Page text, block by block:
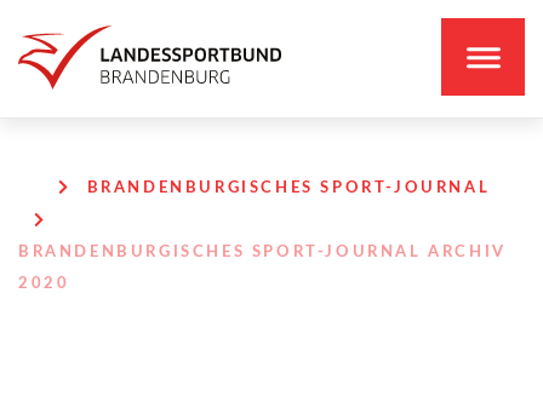
BRANDENBURGISCHES SPORT-JOURNAL
BRANDENBURGISCHES SPORT-JOURNAL ARCHIV
2020